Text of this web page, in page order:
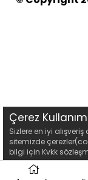
Çerez
Sizlere en iyi
sitemizde
bilgi için Kvkk